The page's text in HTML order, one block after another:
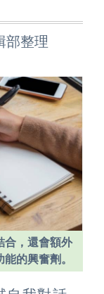
部整理
合，還會額外
的興奮劑。